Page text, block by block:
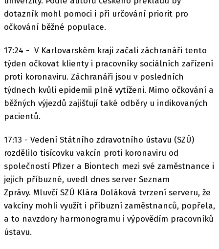
dotazník mohl pomoci i při určování priorit pro
očkování běžné populace.
17:24 - V Karlovarském kraji začali záchranáři tento
týden očkovat klienty i pracovníky sociálních zařízení
proti koronaviru. Záchranáři jsou v posledních
týdnech kvůli epidemii plně vytíženi. Mimo očkování a
běžných výjezdů zajišťují také odběry u indikovaných
pacientů.
17:13 - Vedení Státního zdravotního ústavu (SZÚ)
rozdělilo tisícovku vakcín proti koronaviru od
společností Pfizer a Biontech mezi své zaměstnance i
jejich příbuzné, uvedl dnes server Seznam
Zprávy. Mluvčí SZÚ Klára Doláková tvrzení serveru, že
vakcíny mohli využít i příbuzní zaměstnanců, popřela,
a to navzdory harmonogramu i výpovědím pracovníků
ústavu.